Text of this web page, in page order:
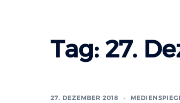
Tag: 27.
27. DEZEMBER 2018